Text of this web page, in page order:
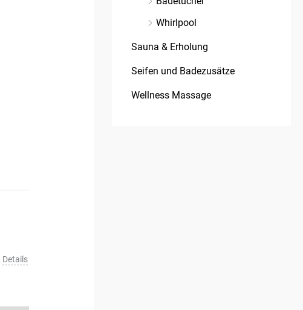
Details
Whirlpool
Sauna & Erholung
Seifen und Badezusätze
Wellness Massage